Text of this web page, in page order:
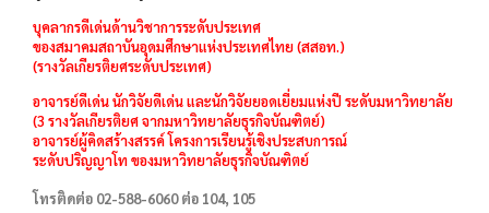
บุคลากรดีเด่นด้านวิชาการระดับประเทศ
ของสมาคมสถาบันอุดมศึกษาแห่งประเทศไทย (สสอท.)
(รางวัลเกียรติยศระดับประเทศ)
อาจารย์ดีเด่น นักวิจัยดีเด่น และนักวิจัยยอดเยี่ยมแห่งปี ระดับมหาวิทยาลัย
(3 รางวัลเกียรติยศ จากมหาวิทยาลัยธุรกิจบัณฑิตย์)
อาจารย์ผู้คิดสร้างสรรค์ โครงการเรียนรู้เชิงประสบการณ์
ระดับปริญญาโท ของมหาวิทยาลัยธุรกิจบัณฑิตย์
โทรติดต่อ 02-588-6060 ต่อ 104, 105